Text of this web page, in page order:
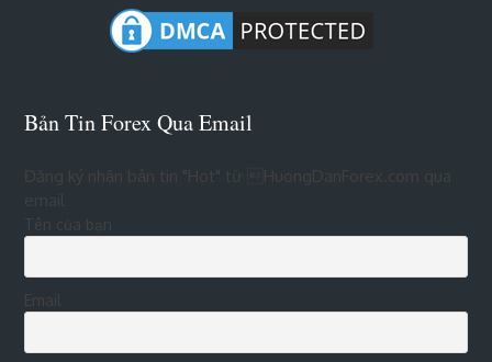
Bản Tin Forex Qua Email
Đăng ký nhận bản tin "Hot" từ HuongDanForex.com qua
Tên của bạn